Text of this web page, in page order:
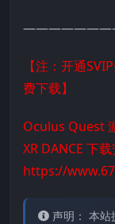
【注：开通
费下载】
Oculus Quest
XR DANCE 下载
https://
声明： 本站